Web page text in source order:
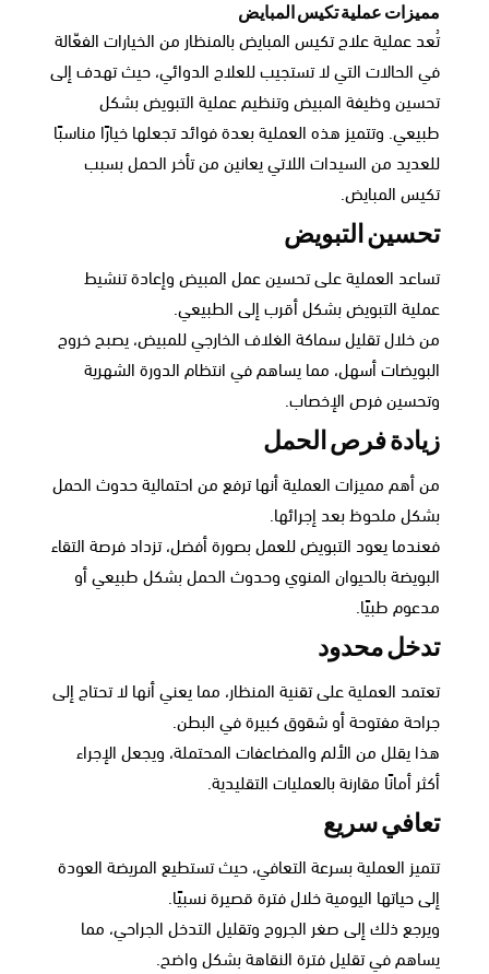
مميزات عملية تكيس المبايض
تُعد عملية علاج تكيس المبايض بالمنظار من الخيارات الفعّالة
في الحالات التي لا تستجيب للعلاج الدوائي، حيث تهدف إلى
تحسين وظيفة المبيض وتنظيم عملية التبويض بشكل
طبيعي. وتتميز هذه العملية بعدة فوائد تجعلها خيارًا مناسبًا
للعديد من السيدات اللاتي يعانين من تأخر الحمل بسبب
تكيس المبايض.
تحسين التبويض
تساعد العملية على تحسين عمل المبيض وإعادة تنشيط
عملية التبويض بشكل أقرب إلى الطبيعي.
من خلال تقليل سماكة الغلاف الخارجي للمبيض، يصبح خروج
البويضات أسهل، مما يساهم في انتظام الدورة الشهرية
وتحسين فرص الإخصاب.
زيادة فرص الحمل
من أهم مميزات العملية أنها ترفع من احتمالية حدوث الحمل
بشكل ملحوظ بعد إجرائها.
فعندما يعود التبويض للعمل بصورة أفضل، تزداد فرصة التقاء
البويضة بالحيوان المنوي وحدوث الحمل بشكل طبيعي أو
مدعوم طبيًا.
تدخل محدود
تعتمد العملية على تقنية المنظار، مما يعني أنها لا تحتاج إلى
جراحة مفتوحة أو شقوق كبيرة في البطن.
هذا يقلل من الألم والمضاعفات المحتملة، ويجعل الإجراء
أكثر أمانًا مقارنة بالعمليات التقليدية.
تعافي سريع
تتميز العملية بسرعة التعافي، حيث تستطيع المريضة العودة
إلى حياتها اليومية خلال فترة قصيرة نسبيًا.
ويرجع ذلك إلى صغر الجروح وتقليل التدخل الجراحي، مما
يساهم في تقليل فترة النقاهة بشكل واضح.